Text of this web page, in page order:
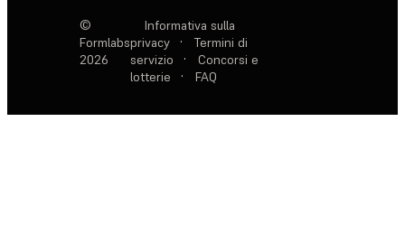
©
Formlabs
2026
Informativa sulla
privacy
·
Termini di
servizio
·
Concorsi e
lotterie
· FAQ